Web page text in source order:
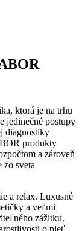
ktorá je na trhu
jedinečné postupy
diagnostiky
produkty
a zároveň
sveta
a relax. Luxusné
a veľmi
zážitku.
o pleť.